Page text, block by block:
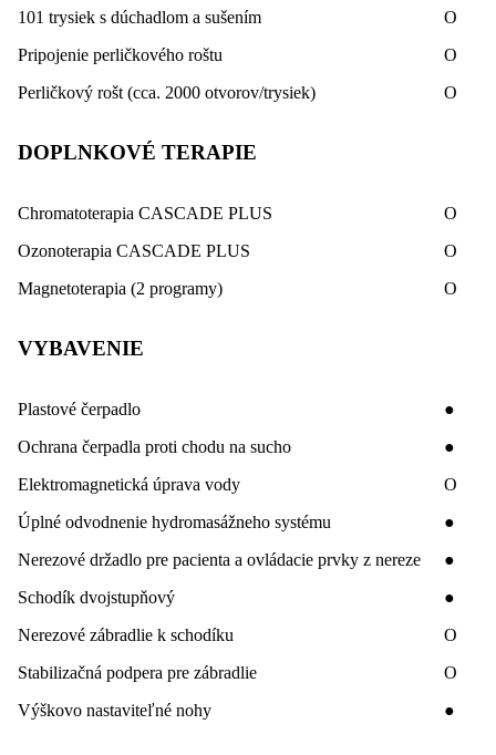
101 trysiek s dúchadlom a sušením
O
Pripojenie perličkového roštu
O
Perličkový rošt (cca. 2000 otvorov/trysiek)
O
DOPLNKOVÉ TERAPIE
Chromatoterapia CASCADE PLUS
O
Ozonoterapia CASCADE PLUS
O
Magnetoterapia (2 programy)
O
VYBAVENIE
Plastové čerpadlo
●
Ochrana čerpadla proti chodu na sucho
●
Elektromagnetická úprava vody
O
Úplné odvodnenie hydromasážneho systému
●
Nerezové držadlo pre pacienta a ovládacie prvky z nereze
●
Schodík dvojstupňový
●
Nerezové zábradlie k schodíku
O
Stabilizačná podpera pre zábradlie
O
Výškovo nastaviteľné nohy
●